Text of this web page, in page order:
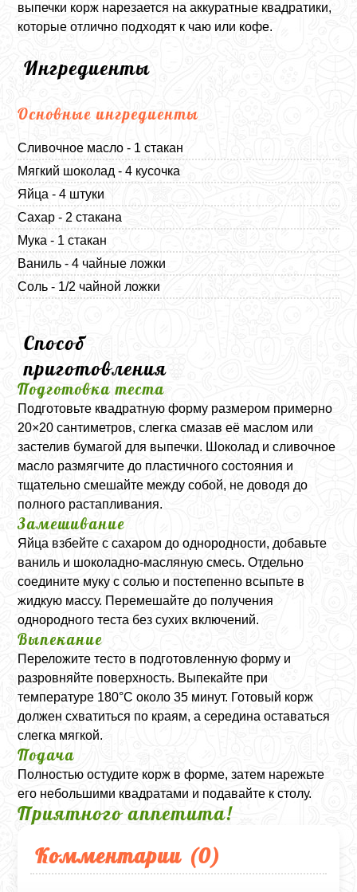
выпечки корж нарезается на аккуратные квадратики,
которые отлично подходят к чаю или кофе.
Ингредиенты
Основные ингредиенты
Сливочное масло - 1 стакан
Мягкий шоколад - 4 кусочка
Яйца - 4 штуки
Сахар - 2 стакана
Мука - 1 стакан
Ваниль - 4 чайные ложки
Соль - 1/2 чайной ложки
Способ
приготовления
Подготовка теста
Подготовьте квадратную форму размером примерно
20×20 сантиметров, слегка смазав её маслом или
застелив бумагой для выпечки. Шоколад и сливочное
масло размягчите до пластичного состояния и
тщательно смешайте между собой, не доводя до
полного растапливания.
Замешивание
Яйца взбейте с сахаром до однородности, добавьте
ваниль и шоколадно-масляную смесь. Отдельно
соедините муку с солью и постепенно всыпьте в
жидкую массу. Перемешайте до получения
однородного теста без сухих включений.
Выпекание
Переложите тесто в подготовленную форму и
разровняйте поверхность. Выпекайте при
температуре 180°C около 35 минут. Готовый корж
должен схватиться по краям, а середина оставаться
слегка мягкой.
Подача
Полностью остудите корж в форме, затем нарежьте
его небольшими квадратами и подавайте к столу.
Приятного аппетита!
Комментарии (0)